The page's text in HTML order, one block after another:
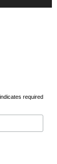
indicates required